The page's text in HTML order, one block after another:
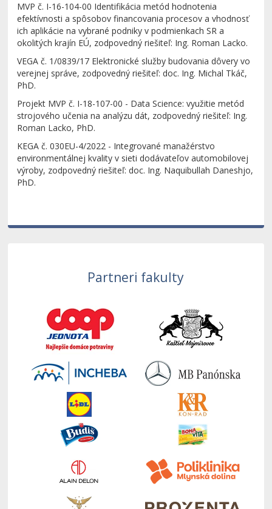
MVP č. I-16-104-00 Identifikácia metód hodnotenia
efektívnosti a spôsobov financovania procesov a vhodnosť
ich aplikácie na vybrané podniky v podmienkach SR a
okolitých krajín EÚ, zodpovedný riešiteľ: Ing. Roman Lacko.
VEGA č. 1/0839/17 Elektronické služby budovania dôvery vo
verejnej správe, zodpovedný riešiteľ: doc. Ing. Michal Tkáč,
PhD.
Projekt MVP č. I-18-107-00 - Data Science: využitie metód
strojového učenia na analýzu dát, zodpovedný riešiteľ: Ing.
Roman Lacko, PhD.
KEGA č. 030EU-4/2022 - Integrované manažérstvo
environmentálnej kvality v sieti dodávateľov automobilovej
výroby, zodpovedný riešiteľ: doc. Ing. Naquibullah Daneshjo,
PhD.
Partneri fakulty